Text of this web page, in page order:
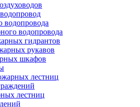
водопровода
гидрантов
рукавов
шкафов
лестниц
лестниц